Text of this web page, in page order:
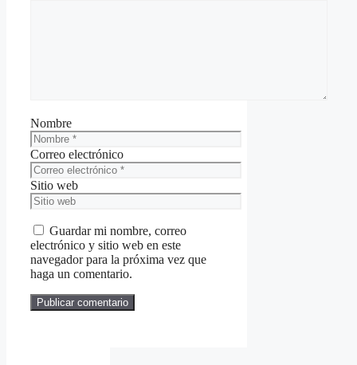
Nombre
Correo electrónico
Sitio web
Guardar mi nombre, correo
electrónico y sitio web en este
navegador para la próxima vez que
haga un comentario.